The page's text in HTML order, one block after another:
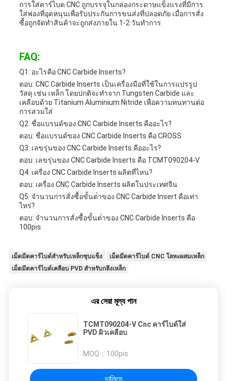
การใส่คาร์ไบด CNC ถูกบรรจุในกล่องกระดาษแข็งแรงที่มีการ
ใส่ฟองที่อุดหนุนเพื่อรับประกันการขนส่งที่ปลอดภัย เมื่อการสั่ง
ซื้อถูกจัดทําสินค้าจะถูกส่งภายใน 1-2 วันทําการ
FAQ:
Q1: อะไรคือ CNC Carbide Inserts?
ตอบ: CNC Carbide Inserts เป็นเครื่องมือที่ใช้ในการแปรรูป
วัสดุ เช่น เหล็ก โดยปกติจะทําจาก Tungsten Carbide และ
เคลือบด้วย Titanium Aluminium Nitride เพื่อความทนทานต่อ
การสวมใส่
Q2: ชื่อแบรนด์ของ CNC Carbide Inserts คืออะไร?
ตอบ: ชื่อแบรนด์ของ CNC Carbide Inserts คือ CROSS
Q3: เลขรุ่นของ CNC Carbide Inserts คืออะไร?
ตอบ: เลขรุ่นของ CNC Carbide Inserts คือ TCMT090204-V
Q4: เครื่อง CNC Carbide Inserts ผลิตที่ไหน?
ตอบ: เครื่อง CNC Carbide Inserts ผลิตในประเทศจีน
Q5: จํานวนการสั่งซื้อขั้นต่ําของ CNC Carbide Insert คือเท่า
ไหร่?
ตอบ: จํานวนการสั่งซื้อขั้นต่ําของ CNC Carbide Inserts คือ
100pis
เม็ดมีดคาร์ไบด์สำหรับเหล็กชุบแข็ง
เม็ดมีดคาร์ไบด์ CNC โลหะผสมเหล็ก
เม็ดมีดคาร์ไบด์เคลือบ PVD สำหรับกลึงเหล็ก
এর সেরা মূল্য পান
TCMT090204-V Cnc คาร์ไบด์ใส่
PVD ผิวเคลือบ
MOQ： 100pis